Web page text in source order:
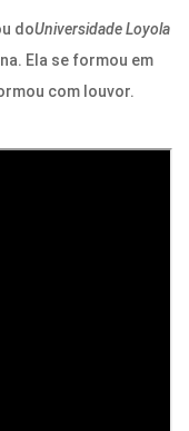
doUniversidade Loyola
Ela se formou em
com louvor.